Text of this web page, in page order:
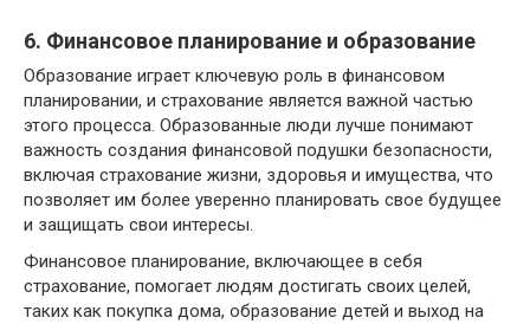
6. Финансовое планирование и образование
Образование играет ключевую роль в финансовом
планировании, и страхование является важной частью
этого процесса. Образованные люди лучше понимают
важность создания финансовой подушки безопасности,
включая страхование жизни, здоровья и имущества, что
позволяет им более уверенно планировать свое будущее
и защищать свои интересы.
Финансовое планирование, включающее в себя
страхование, помогает людям достигать своих целей,
таких как покупка дома, образование детей и выход на